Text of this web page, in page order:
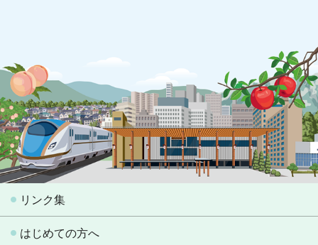
リンク集
はじめての方へ